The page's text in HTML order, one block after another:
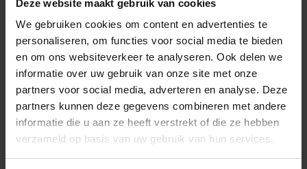
Deze website maakt gebruik van cookies
We gebruiken cookies om content en advertenties te
personaliseren, om functies voor social media te bieden
en om ons websiteverkeer te analyseren. Ook delen we
informatie over uw gebruik van onze site met onze
partners voor social media, adverteren en analyse. Deze
partners kunnen deze gegevens combineren met andere
informatie die u aan ze heeft verstrekt of die ze hebben
verzameld op basis van uw gebruik van hun services.
sportives que de loisirs ; par exemple la dernière promenade de
votre chien le soir mais tout aussi facilement des grands tours à
vélo ou moto. Par températures excessivement basses nous
conseillons de porter une veste par-dessus le sweat afin
d’apporter une couche d’isolation supplémentaire pour ainsi
mieux conserver la température générée.
Spécifications & contenu
1 sweat à capuche zippé électriquement réchauffant
2 zones indépendamment réglables à trois niveaux